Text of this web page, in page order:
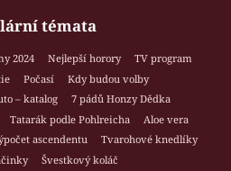
témata
2024 Nejlepší horory
TV program
Počasí
Kdy budou volby
– katalog
7 pádů Honzy Dědka
Tatarák podle Pohlreicha
Aloe vera
ascendentu
Tvarohové knedlíky
Švestkový koláč